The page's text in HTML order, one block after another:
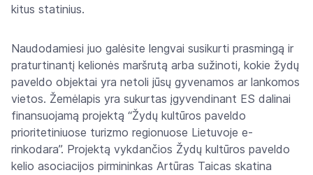
kitus statinius.
Naudodamiesi juo galėsite lengvai susikurti prasmingą ir
praturtinantį kelionės maršrutą arba sužinoti, kokie žydų
paveldo objektai yra netoli jūsų gyvenamos ar lankomos
vietos. Žemėlapis yra sukurtas įgyvendinant ES dalinai
finansuojamą projektą “Žydų kultūros paveldo
prioritetiniuose turizmo regionuose Lietuvoje e-
rinkodara”. Projektą vykdančios Žydų kultūros paveldo
kelio asociacijos pirmininkas Artūras Taicas skatina